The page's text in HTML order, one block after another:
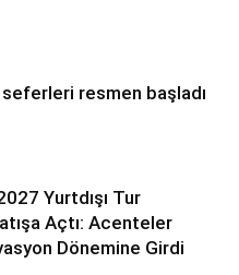
resmen başladı
Yurtdışı Tur
Açtı: Acenteler
Dönemine Girdi